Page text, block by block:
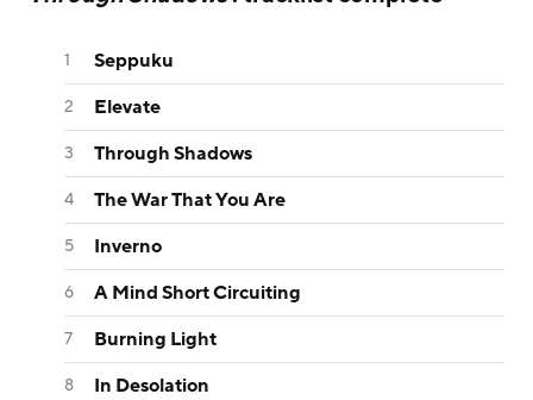
Seppuku
Elevate
Through Shadows
The War That You Are
Inverno
A Mind Short Circuiting
Burning Light
In Desolation